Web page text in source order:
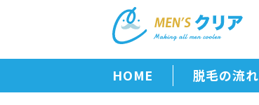
HOME 脱毛の流れ